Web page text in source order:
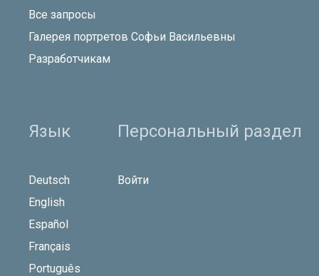
Все запросы
Галерея портретов Софьи Васильевны
Разработчикам
Язык
Deutsch
English
Español
Français
Português
Персональный раздел
Войти